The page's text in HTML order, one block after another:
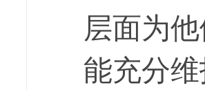
层面为
能充分